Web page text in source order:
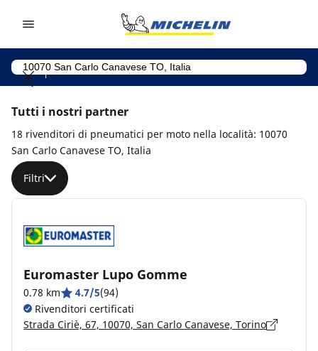
Tutti i nostri partner
18 rivenditori di pneumatici per moto nella località: 10070
San Carlo Canavese TO, Italia
Filtri
Euromaster Lupo Gomme
0.78 km 4.7/5(94)
Rivenditori certificati
Strada Ciriè, 67, 10070, San Carlo Canavese, Torino